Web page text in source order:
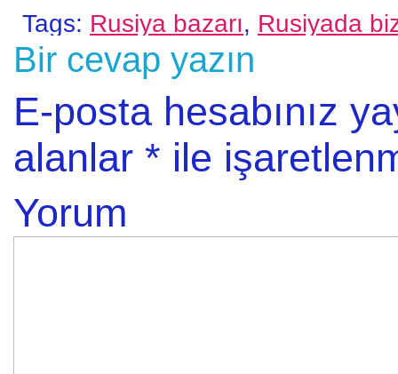
Tags: Rusiya bazarı, Rusiyada
Bir cevap yazın
E-posta hesabınız
alanlar * ile
Yorum